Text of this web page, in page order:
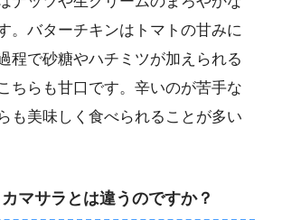
。バターチキンはトマトの甘みに
程で砂糖やハチミツが加えられる
ちらも甘口です。辛いのが苦手な
も美味しく食べられることが多い
マサラとは違うのですか？